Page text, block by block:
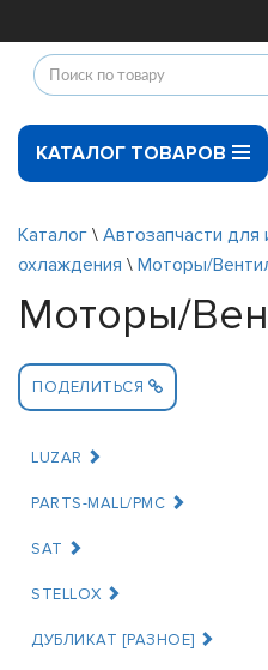
КАТАЛОГ ТОВАРОВ
Каталог \ Автозапчасти для
охлаждения \ Моторы/
Моторы/
ПОДЕЛИТЬСЯ
LUZAR
PARTS-MALL/PMC
SAT
STELLOX
ДУБЛИКАТ [РАЗНОЕ]